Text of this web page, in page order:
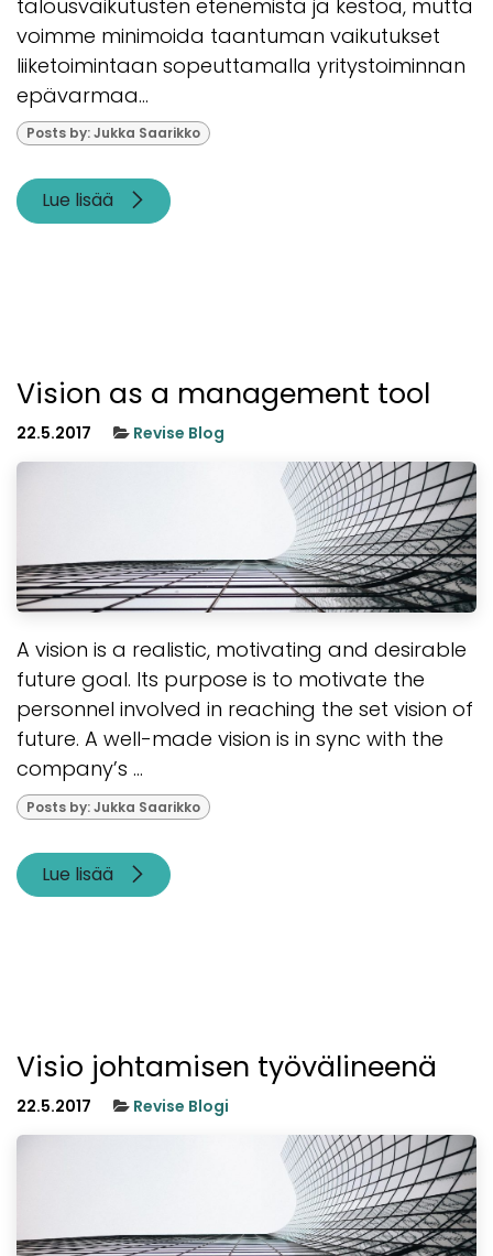
talousvaikutusten etenemistä ja kestoa, mutta
voimme minimoida taantuman vaikutukset
liiketoimintaan sopeuttamalla yritystoiminnan
epävarmaa...
Posts by: Jukka Saarikko
Lue lisää
Vision as a management tool
22.5.2017 Revise Blog
A vision is a realistic, motivating and desirable
future goal. Its purpose is to motivate the
personnel involved in reaching the set vision of
future. A well-made vision is in sync with the
company’s ...
Posts by: Jukka Saarikko
Lue lisää
Visio johtamisen työvälineenä
22.5.2017 Revise Blogi